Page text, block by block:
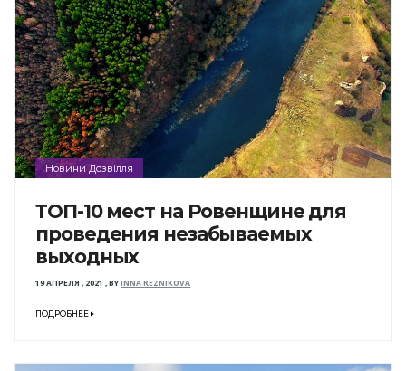
Новини Дозвілля
ТОП-10 мест на Ровенщине для
проведения незабываемых
выходных
19 АПРЕЛЯ , 2021 ,BYINNA REZNIKOVA
ПОДРОБНЕЕ